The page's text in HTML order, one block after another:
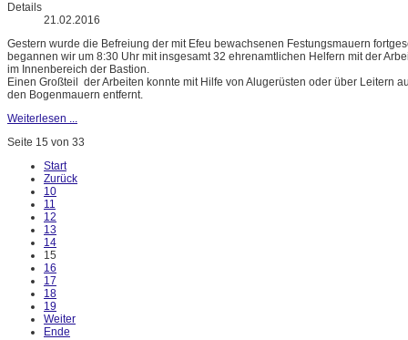
Details
21.02.2016
Gestern wurde die Befreiung der mit Efeu bewachsenen Festungsmauern
begannen wir um 8:30 Uhr mit insgesamt 32 ehrenamtlichen Helfern mit der
im Innenbereich der Bastion.
Einen Großteil der Arbeiten konnte mit Hilfe von Alugerüsten oder über Leitern
den Bogenmauern entfernt.
Weiterlesen ...
Seite 15 von 33
Start
Zurück
10
11
12
13
14
15
16
17
18
19
Weiter
Ende